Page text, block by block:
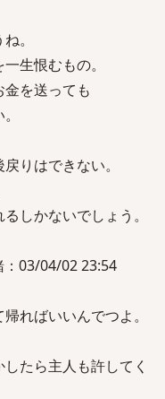
。
生恨むもの。
を送っても
りはできない。
しかないでしょう。
：03/04/02 23:54
ればいいんでつよ。
たら主人も許してく